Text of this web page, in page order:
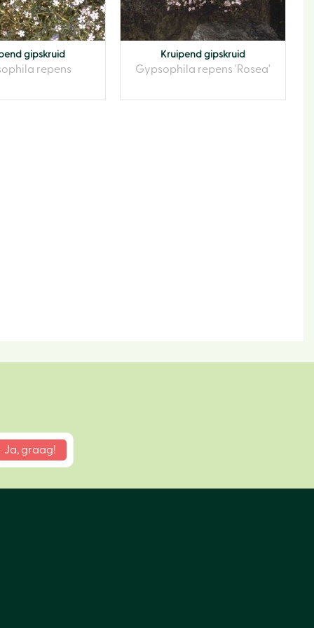
gipskruid
repens
Kruipend gipskruid
Gypsophila repens 'Rosea'